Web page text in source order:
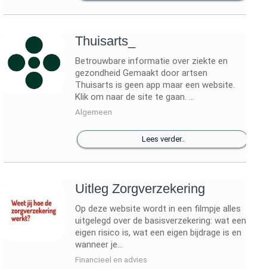
Thuisarts_
Betrouwbare informatie over ziekte en
gezondheid Gemaakt door artsen
Thuisarts is geen app maar een website.
Klik om naar de site te gaan. ...
Algemeen
Lees verder..
Uitleg Zorgverzekering
Op deze website wordt in een filmpje alles
uitgelegd over de basisverzekering: wat een
eigen risico is, wat een eigen bijdrage is en
wanneer je...
Financieel en advies